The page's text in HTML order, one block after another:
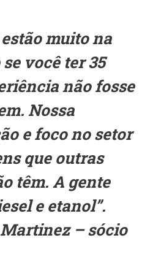
muito na
você ter 35
não fosse
Nossa
e foco no setor
que outras
têm. A gente
e etanol”.
– sócio